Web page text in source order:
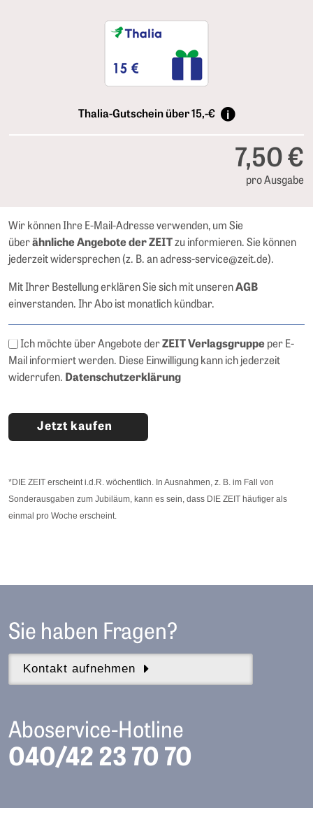
Wir können Ihre E-Mail-Adresse verwenden, um Sie
überähnliche Angebote der ZEITzu informieren. Sie können
jederzeit widersprechen (z. B. an adress-service@zeit.de).
Mit Ihrer Bestellung erklären Sie sich mit unserenAGB
einverstanden. Ihr Abo ist monatlich kündbar.
Ich möchte über Angebote derZEIT Verlagsgruppe per E-
Mail informiert werden. Diese Einwilligung kann ich jederzeit
widerrufen. Datenschutzerklärung
Thalia-Gutschein über 15,-€
7,50 €
pro Ausgabe
Jetzt kaufen
*DIE ZEIT erscheint i.d.R. wöchentlich. In Ausnahmen, z. B. im Fall von
Sonderausgaben zum Jubiläum, kann es sein, dass DIE ZEIT häufiger als
einmal pro Woche erscheint.
Sie haben Fragen?
Kontakt aufnehmen
Aboservice-Hotline
040/42 23 70 70